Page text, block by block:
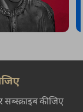
सब्स्क्राइब कीजिए